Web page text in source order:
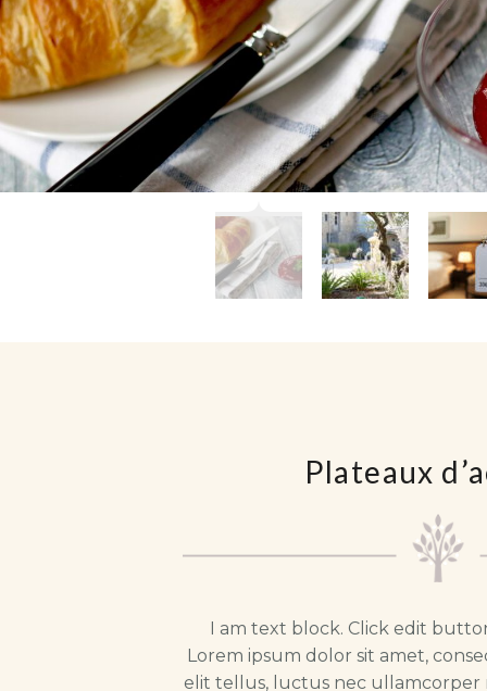
Plateaux
I am text block. Click edit
Lorem ipsum dolor sit amet,
elit tellus, luctus nec ullamcorper